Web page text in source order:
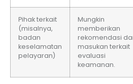
Pihak terkait
(misalnya,
badan
keselamatan
pelayaran)
Mungkin
memberikan
rekomendasi
masukan terkait
evaluasi
keamanan.